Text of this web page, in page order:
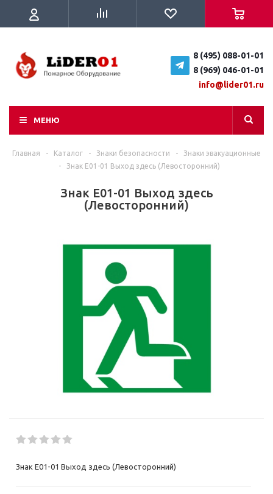
8 (495) 088-01-01
8 (969) 046-01-01
info@lider01.ru
МЕНЮ
Главная - Каталог - Знаки безопасности -
Знаки эвакуационные
-
Знак E01-01 Выход здесь (Левосторонний)
Знак E01-01 Выход здесь
(Левосторонний)
Знак E01-01 Выход здесь (Левосторонний)